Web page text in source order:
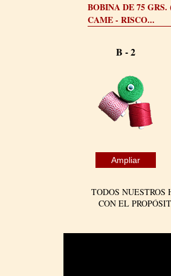
BOBINA DE 75
CAME - RISCO...
B - 2
Ampliar
TODOS
CON EL